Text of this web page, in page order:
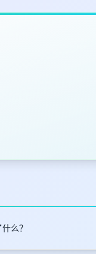
么？
高